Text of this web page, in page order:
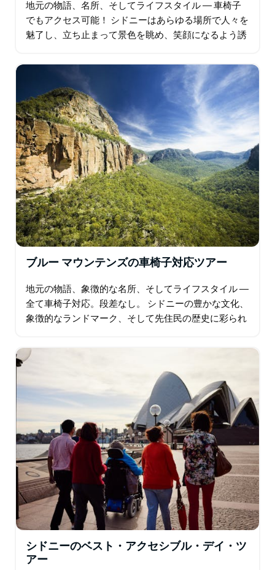
地元の物語、名所、そしてライフスタイル ― 車椅子
でもアクセス可能！ シドニーはあらゆる場所で人々を
魅了し、立ち止まって景色を眺め、笑顔になるよう誘
ブルー マウンテンズの車椅子対応ツアー
地元の物語、象徴的な名所、そしてライフスタイル ―
全て車椅子対応。段差なし。 シドニーの豊かな文化、
象徴的なランドマーク、そして先住民の歴史に彩られ
ツアーで発見しましょう。 囚人時代に遡るザ…
シドニーのベスト・アクセシブル・デイ・ツ
アー